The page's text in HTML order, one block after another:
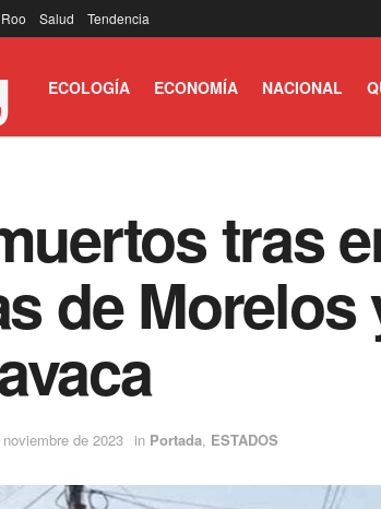
Salud Tendencia
ECOLOGÍA ECONOMÍA NACIONAL
tras
de
de 2023 in Portada, ESTADOS